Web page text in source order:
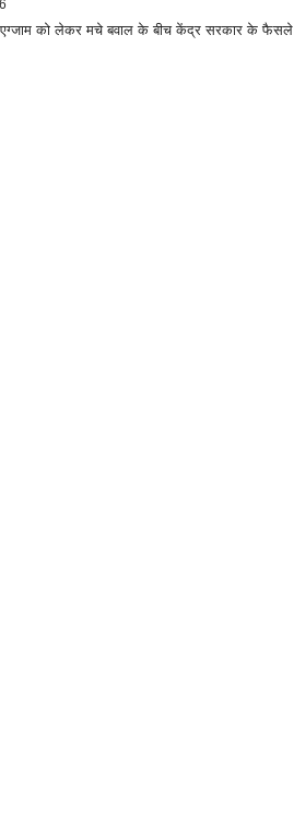
एग्जाम को लेकर मचे बवाल के बीच केंद्र सरकार के फैसले